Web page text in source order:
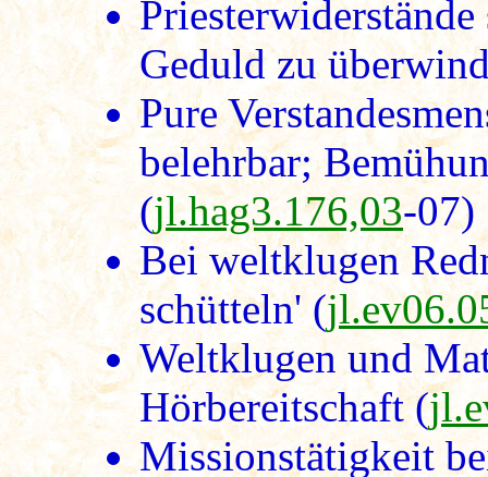
Geduld zu
Pure
belehrbar;
(jl.hag3.176,03-07)
Bei weltklugen
schütteln' (
Weltklugen und
Hörbereitschaft (
Missionstätigkeit